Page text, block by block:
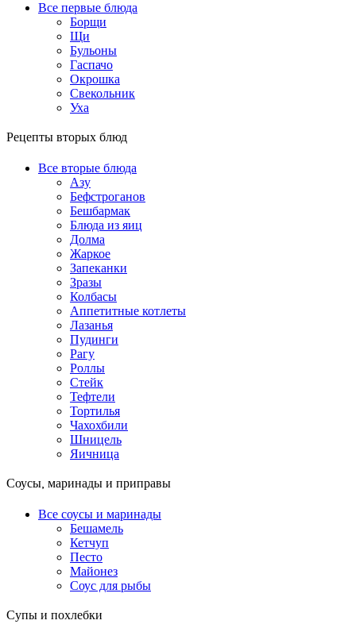
Все первые блюда
Борщи
Щи
Бульоны
Гаспачо
Окрошка
Свекольник
Уха
Рецепты вторых блюд
Все вторые блюда
Азу
Бефстроганов
Бешбармак
Блюда из яиц
Долма
Жаркое
Запеканки
Зразы
Колбасы
Аппетитные котлеты
Лазанья
Пудинги
Рагу
Роллы
Стейк
Тефтели
Тортилья
Чахохбили
Шницель
Яичница
Соусы, маринады и приправы
Все соусы и маринады
Бешамель
Кетчуп
Песто
Майонез
Соус для рыбы
Супы и похлебки